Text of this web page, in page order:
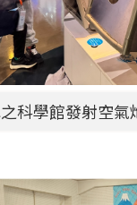
科學館發射空氣